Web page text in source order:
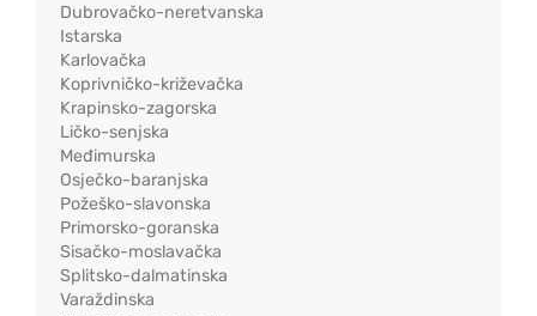
Dubrovačko-neretvanska
Istarska
Karlovačka
Koprivničko-križevačka
Krapinsko-zagorska
Ličko-senjska
Međimurska
Osječko-baranjska
Požeško-slavonska
Primorsko-goranska
Sisačko-moslavačka
Splitsko-dalmatinska
Varaždinska